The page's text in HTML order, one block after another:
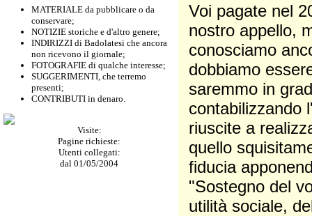
MATERIALE da pubblicare o da
conservare;
NOTIZIE storiche e d'altro genere;
INDIRIZZI di Badolatesi che ancora
non ricevono il giornale;
FOTOGRAFIE di qualche interesse;
SUGGERIMENTI, che terremo
presenti;
CONTRIBUTI in denaro.
Visite:
Pagine richieste:
Utenti collegati:
dal 01/05/2004
Voi pagate nel
nostro appello,
conosciamo
dobbiamo
saremmo in
contabilizzando
riuscite a
quello
fiducia
"Sostegno del
utilità sociale,